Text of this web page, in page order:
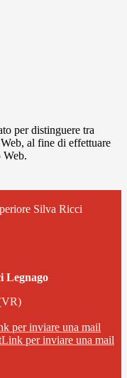
per distinguere tra
al fine di effettuare
Silva Ricci
Legnago
per inviare una mail
Link per inviare una mail